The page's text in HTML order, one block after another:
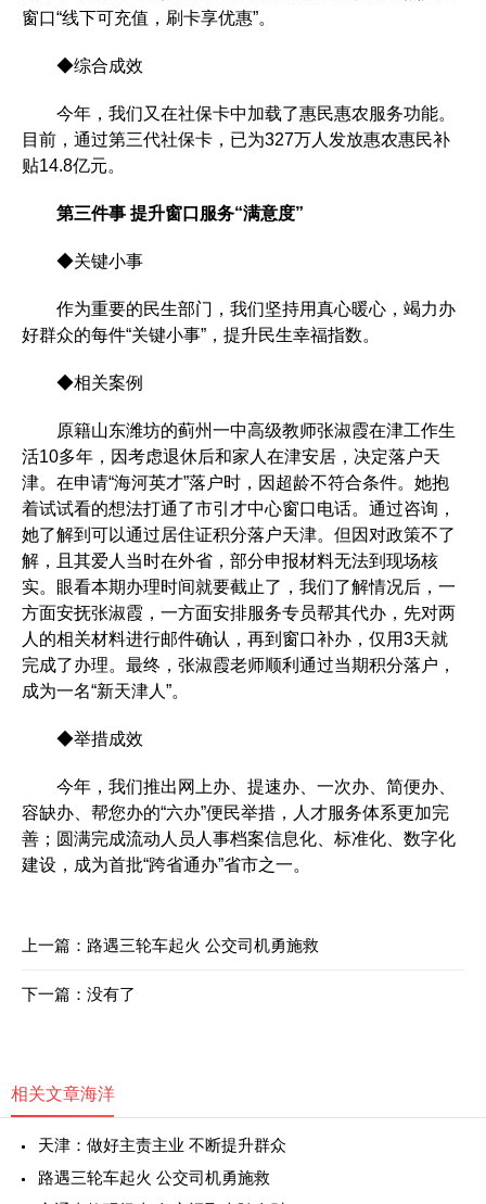
窗口“线下可充值，刷卡享优惠”。
◆综合成效
今年，我们又在社保卡中加载了惠民惠农服务功能。
目前，通过第三代社保卡，已为327万人发放惠农惠民补
贴14.8亿元。
第三件事 提升窗口服务“满意度”
◆关键小事
作为重要的民生部门，我们坚持用真心暖心，竭力办
好群众的每件“关键小事”，提升民生幸福指数。
◆相关案例
原籍山东潍坊的蓟州一中高级教师张淑霞在津工作生
活10多年，因考虑退休后和家人在津安居，决定落户天
津。在申请“海河英才”落户时，因超龄不符合条件。她抱
着试试看的想法打通了市引才中心窗口电话。通过咨询，
她了解到可以通过居住证积分落户天津。但因对政策不了
解，且其爱人当时在外省，部分申报材料无法到现场核
实。眼看本期办理时间就要截止了，我们了解情况后，一
方面安抚张淑霞，一方面安排服务专员帮其代办，先对两
人的相关材料进行邮件确认，再到窗口补办，仅用3天就
完成了办理。最终，张淑霞老师顺利通过当期积分落户，
成为一名“新天津人”。
◆举措成效
今年，我们推出网上办、提速办、一次办、简便办、
容缺办、帮您办的“六办”便民举措，人才服务体系更加完
善；圆满完成流动人员人事档案信息化、标准化、数字化
建设，成为首批“跨省通办”省市之一。
上一篇： 路遇三轮车起火 公交司机勇施救
下一篇：没有了
相关文章海洋
天津：做好主责主业 不断提升群众
路遇三轮车起火 公交司机勇施救